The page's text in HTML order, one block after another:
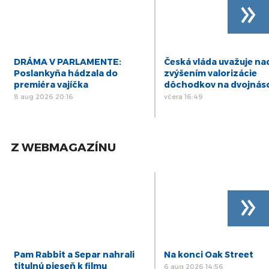
DRÁMA V PARLAMENTE:
Poslankyňa hádzala do
premiéra vajíčka
8 aug 2026 20:16
Česká vláda uvažuje
zvýšením valorizácie
dôchodkov na
včera 16:49
»
Z WEBMAGAZÍNU
Pam Rabbit a Separ nahrali
titulnú pieseň k filmu
Na konci Oak Street
6 aug 2026 14:56
»